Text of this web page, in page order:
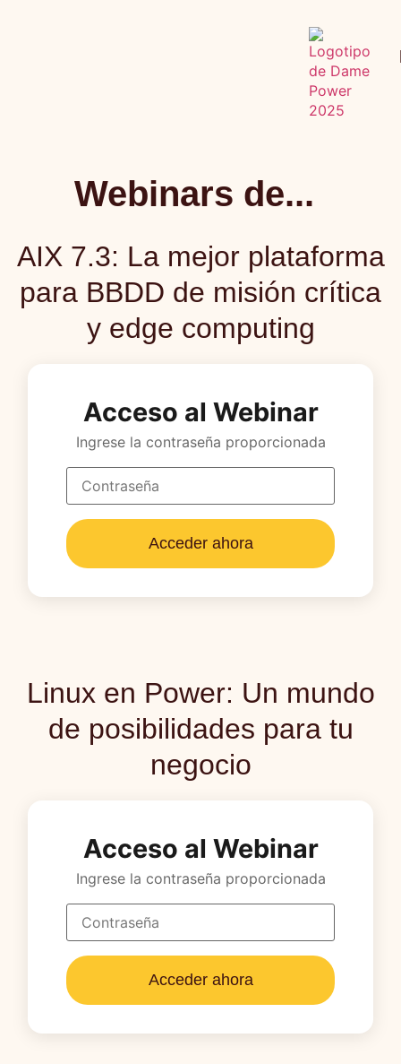
Webinars de...
AIX 7.3: La mejor plataforma
para BBDD de misión crítica
y edge computing
Acceso al Webinar
Ingrese la contraseña proporcionada
Acceder ahora
Linux en Power: Un mundo
de posibilidades para tu
negocio
Acceso al Webinar
Ingrese la contraseña proporcionada
Acceder ahora